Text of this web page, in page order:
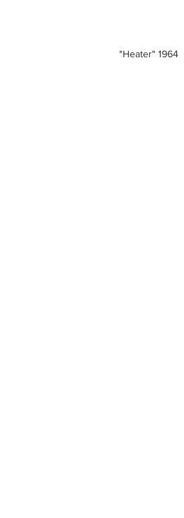
"Heater" 1964